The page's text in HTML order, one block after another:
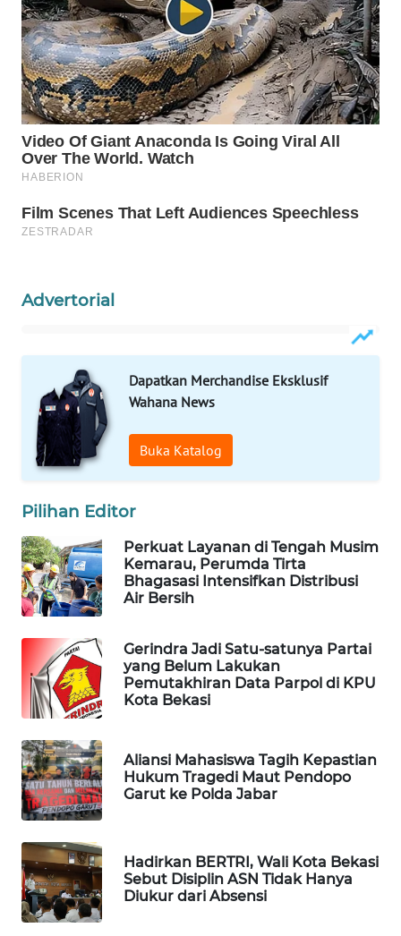
Advertorial
Dapatkan Merchandise Eksklusif
Wahana News
Buka Katalog
Pilihan Editor
Perkuat Layanan di Tengah Musim
Kemarau, Perumda Tirta
Bhagasasi Intensifkan Distribusi
Air Bersih
Gerindra Jadi Satu-satunya Partai
yang Belum Lakukan
Pemutakhiran Data Parpol di KPU
Kota Bekasi
Aliansi Mahasiswa Tagih Kepastian
Hukum Tragedi Maut Pendopo
Garut ke Polda Jabar
Hadirkan BERTRI, Wali Kota Bekasi
Sebut Disiplin ASN Tidak Hanya
Diukur dari Absensi
WAHANANEWS
CO ID
WAHANANEWS
NET
WAHANA
WAHANA
PERSONA
WAHANA
OTOMOTIF
WAHANA
WAHANA
DESA
WISATA
LAPAK
WAHANA
Network
KONSUMEN
LISTRIK
MASYARAKAT
KELISTRIKAN
WALINKI